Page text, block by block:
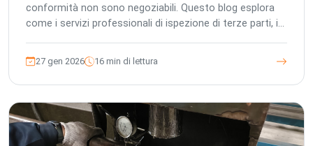
conformità non sono negoziabili. Questo blog esplora
come i servizi professionali di ispezione di terze parti, in
per salvaguardare gli investimenti, garantire la sicurezza
dei pazienti e mantenere l'integrità del marchio quando
si acquistano apparecchiature mediche dall'Asia.
Dettagliamo i servizi completi, gli standard rigorosi e
l'approccio incentrato sul cliente che rendono TIC un
partner indispensabile.
27 gen 2026 16 min di lettura